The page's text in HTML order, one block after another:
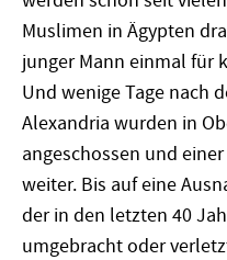
Muslimen in Ägypten
junger Mann einmal für
Und wenige Tage nach
Alexandria wurden in
angeschossen und
weiter. Bis auf eine
der in den letzten 40
umgebracht oder